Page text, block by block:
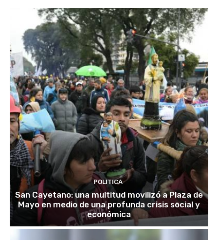
POLITICA
San Cayetano: una multitud movilizó a Plaza de
Mayo en medio de una profunda crisis social y
económica